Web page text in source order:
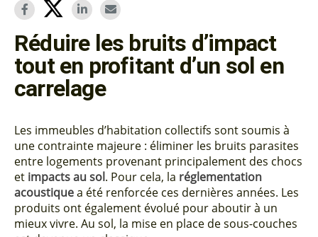
Réduire les bruits d’impact
tout en profitant d’un sol en
carrelage
Les immeubles d’habitation collectifs sont soumis à
une contrainte majeure : éliminer les bruits parasites
entre logements provenant principalement des chocs
et impacts au sol. Pour cela, la réglementation
acoustiquea été renforcée ces dernières années. Les
produits ont également évolué pour aboutir à un
mieux vivre. Au sol, la mise en place de sous-couches